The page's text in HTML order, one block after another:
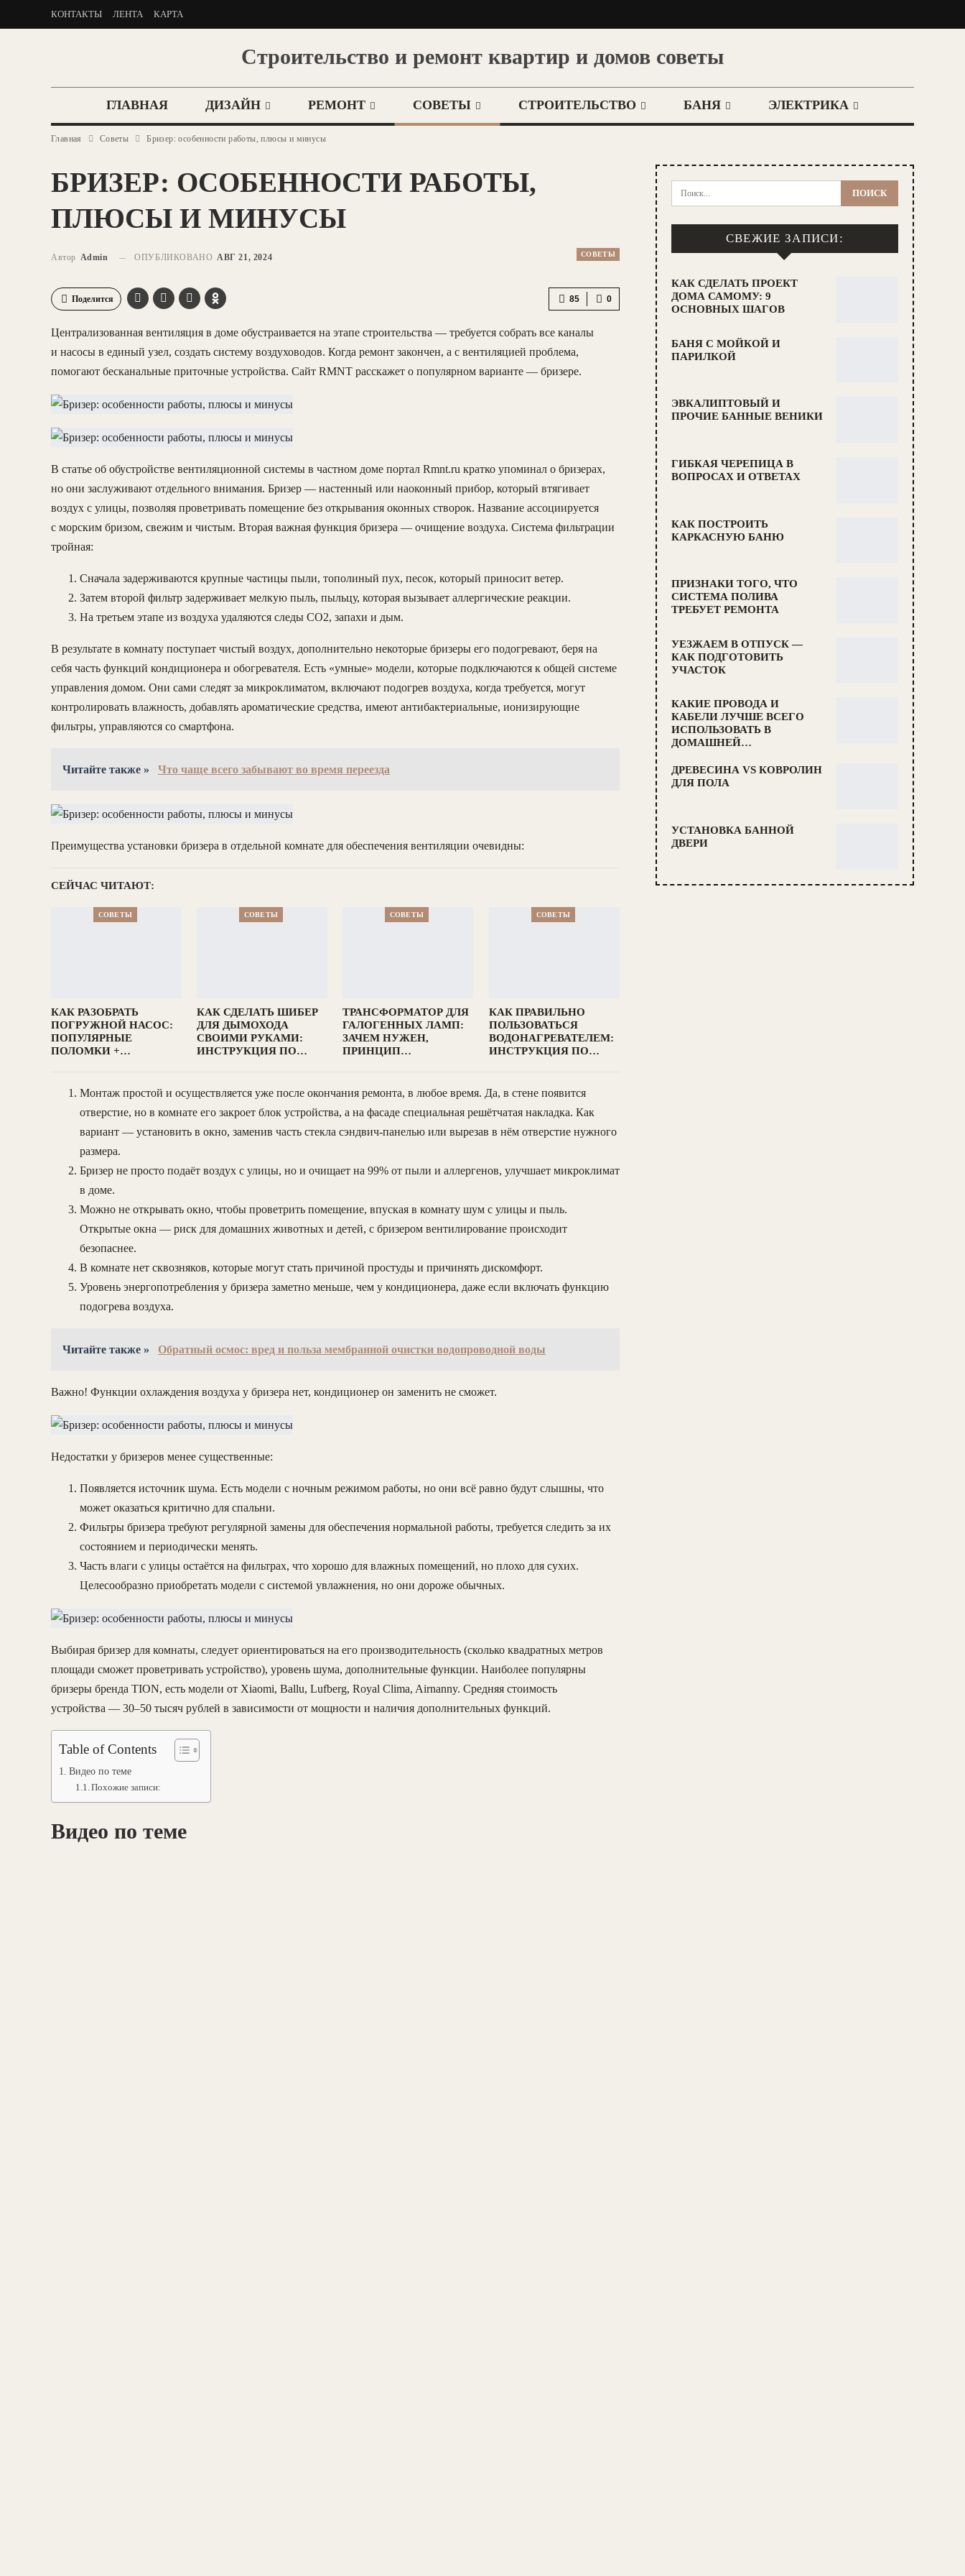
КОНТАКТЫ ЛЕНТА КАРТА
Строительство и ремонт квартир и домов советы
ГЛАВНАЯ ДИЗАЙН РЕМОНТ СОВЕТЫ СТРОИТЕЛЬСТВО БАНЯ ЭЛЕКТРИКА
Главная Советы Бризер: особенности работы, плюсы и минусы
БРИЗЕР: ОСОБЕННОСТИ РАБОТЫ,
ПЛЮСЫ И МИНУСЫ
СОВЕТЫ
Автор Admin ОПУБЛИКОВАНО АВГ 21, 2024
0
85
Поделится
Централизованная вентиляция в доме обустраивается на этапе строительства — требуется собрать все каналы
и насосы в единый узел, создать систему воздуховодов. Когда ремонт закончен, а с вентиляцией проблема,
помогают бесканальные приточные устройства. Сайт RMNT расскажет о популярном варианте — бризере.
В статье об обустройстве вентиляционной системы в частном доме портал Rmnt.ru кратко упоминал о бризерах,
но они заслуживают отдельного внимания. Бризер — настенный или наоконный прибор, который втягивает
воздух с улицы, позволяя проветривать помещение без открывания оконных створок. Название ассоциируется
с морским бризом, свежим и чистым. Вторая важная функция бризера — очищение воздуха. Система фильтрации
тройная:
Сначала задерживаются крупные частицы пыли, тополиный пух, песок, который приносит ветер.
Затем второй фильтр задерживает мелкую пыль, пыльцу, которая вызывает аллергические реакции.
На третьем этапе из воздуха удаляются следы CO2, запахи и дым.
В результате в комнату поступает чистый воздух, дополнительно некоторые бризеры его подогревают, беря на
себя часть функций кондиционера и обогревателя. Есть «умные» модели, которые подключаются к общей системе
управления домом. Они сами следят за микроклиматом, включают подогрев воздуха, когда требуется, могут
контролировать влажность, добавлять ароматические средства, имеют антибактериальные, ионизирующие
фильтры, управляются со смартфона.
Читайте также » Что чаще всего забывают во время переезда
Преимущества установки бризера в отдельной комнате для обеспечения вентиляции очевидны:
СЕЙЧАС ЧИТАЮТ:
СОВЕТЫ
КАК РАЗОБРАТЬ
ПОГРУЖНОЙ НАСОС:
ПОПУЛЯРНЫЕ
ПОЛОМКИ +…
СОВЕТЫ
КАК СДЕЛАТЬ ШИБЕР
ДЛЯ ДЫМОХОДА
СВОИМИ РУКАМИ:
ИНСТРУКЦИЯ ПО…
СОВЕТЫ
ТРАНСФОРМАТОР ДЛЯ
ГАЛОГЕННЫХ ЛАМП:
ЗАЧЕМ НУЖЕН,
ПРИНЦИП…
СОВЕТЫ
КАК ПРАВИЛЬНО
ПОЛЬЗОВАТЬСЯ
ВОДОНАГРЕВАТЕЛЕМ:
ИНСТРУКЦИЯ ПО…
Монтаж простой и осуществляется уже после окончания ремонта, в любое время. Да, в стене появится
отверстие, но в комнате его закроет блок устройства, а на фасаде специальная решётчатая накладка. Как
вариант — установить в окно, заменив часть стекла сэндвич-панелью или вырезав в нём отверстие нужного
размера.
Бризер не просто подаёт воздух с улицы, но и очищает на 99% от пыли и аллергенов, улучшает микроклимат
в доме.
Можно не открывать окно, чтобы проветрить помещение, впуская в комнату шум с улицы и пыль.
Открытые окна — риск для домашних животных и детей, с бризером вентилирование происходит
безопаснее.
В комнате нет сквозняков, которые могут стать причиной простуды и причинять дискомфорт.
Уровень энергопотребления у бризера заметно меньше, чем у кондиционера, даже если включать функцию
подогрева воздуха.
Читайте также » Обратный осмос: вред и польза мембранной очистки водопроводной воды
Важно! Функции охлаждения воздуха у бризера нет, кондиционер он заменить не сможет.
Недостатки у бризеров менее существенные:
Появляется источник шума. Есть модели с ночным режимом работы, но они всё равно будут слышны, что
может оказаться критично для спальни.
Фильтры бризера требуют регулярной замены для обеспечения нормальной работы, требуется следить за их
состоянием и периодически менять.
Часть влаги с улицы остаётся на фильтрах, что хорошо для влажных помещений, но плохо для сухих.
Целесообразно приобретать модели с системой увлажнения, но они дороже обычных.
Выбирая бризер для комнаты, следует ориентироваться на его производительность (сколько квадратных метров
площади сможет проветривать устройство), уровень шума, дополнительные функции. Наиболее популярны
бризеры бренда TION, есть модели от Xiaomi, Ballu, Lufberg, Royal Clima, Airnanny. Средняя стоимость
устройства — 30–50 тысяч рублей в зависимости от мощности и наличия дополнительных функций.
Table of Contents
Видео по теме
Похожие записи:
Видео по теме
СВЕЖИЕ ЗАПИСИ:
КАК СДЕЛАТЬ ПРОЕКТ
ДОМА САМОМУ: 9
ОСНОВНЫХ ШАГОВ
БАНЯ С МОЙКОЙ И
ПАРИЛКОЙ
ЭВКАЛИПТОВЫЙ И
ПРОЧИЕ БАННЫЕ ВЕНИКИ
ГИБКАЯ ЧЕРЕПИЦА В
ВОПРОСАХ И ОТВЕТАХ
КАК ПОСТРОИТЬ
КАРКАСНУЮ БАНЮ
ПРИЗНАКИ ТОГО, ЧТО
СИСТЕМА ПОЛИВА
ТРЕБУЕТ РЕМОНТА
УЕЗЖАЕМ В ОТПУСК —
КАК ПОДГОТОВИТЬ
УЧАСТОК
КАКИЕ ПРОВОДА И
КАБЕЛИ ЛУЧШЕ ВСЕГО
ИСПОЛЬЗОВАТЬ В
ДОМАШНЕЙ…
ДРЕВЕСИНА VS КОВРОЛИН
ДЛЯ ПОЛА
УСТАНОВКА БАННОЙ
ДВЕРИ